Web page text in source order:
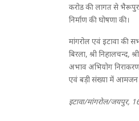
करोड की लागत से
निर्माण की घोषणा की।
मांगरोल एवं इटावा की
बिरला, श्री निहालचन्द,
अभाव अभियोग
एवं बड़ी संख्या में आमजन
इटावा/मांगरोल/जयपुर,